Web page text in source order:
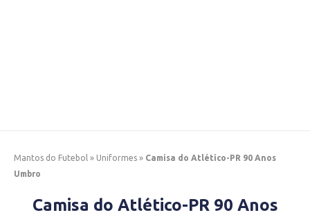
Mantos do Futebol » Uniformes » Camisa do Atlético-PR 90 Anos
Umbro
Camisa do Atlético-PR 90 Anos